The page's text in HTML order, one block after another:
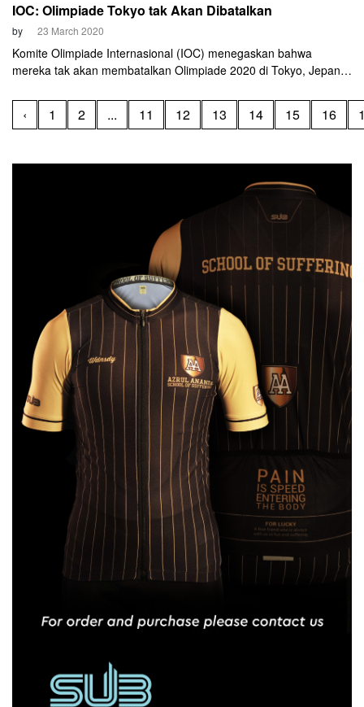
IOC: Olimpiade Tokyo tak Akan Dibatalkan
by 23 March 2020
Komite Olimpiade Internasional (IOC) menegaskan bahwa
mereka tak akan membatalkan Olimpiade 2020 di Tokyo, Jepang.
Mereka juga akan memantau perkembangan pandemi
coronavirus dalam empat pekan ke depan.
‹ 1 2 ... 11 12 13 14 15 16